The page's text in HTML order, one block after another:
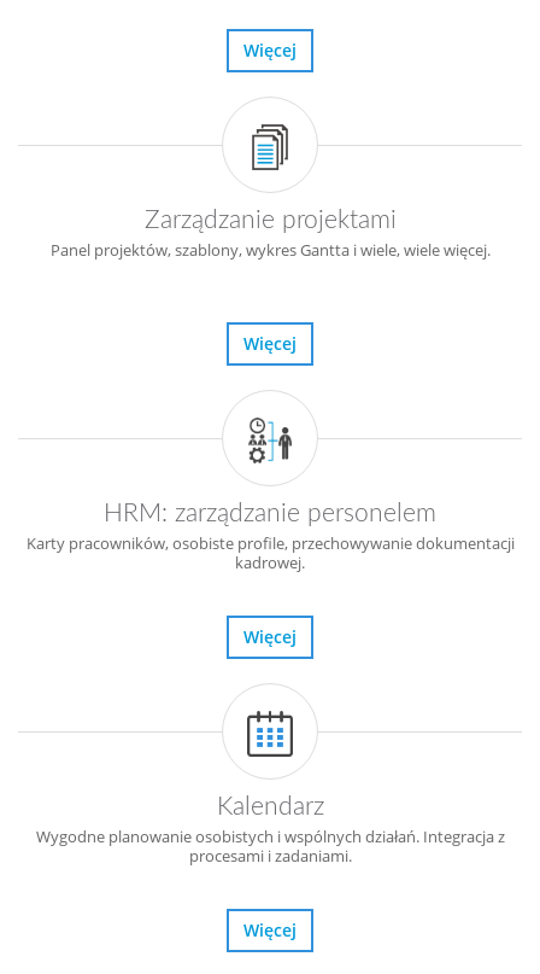
Więcej
Zarządzanie projektami
Panel projektów, szablony, wykres Gantta i wiele, wiele więcej.
Więcej
HRM: zarządzanie personelem
Karty pracowników, osobiste profile, przechowywanie dokumentacji
kadrowej.
Więcej
Kalendarz
Wygodne planowanie osobistych i wspólnych działań. Integracja z
procesami i zadaniami.
Więcej